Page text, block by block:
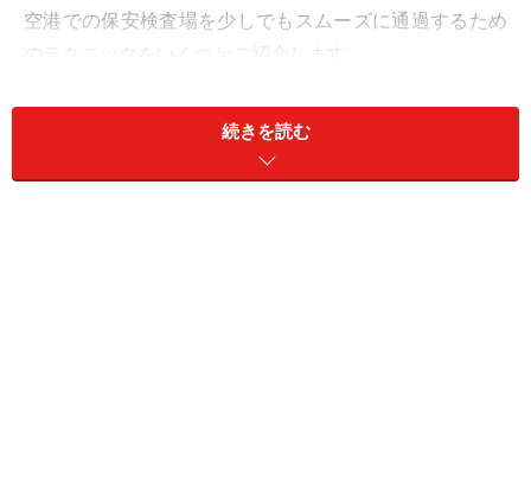
空港での保安検査場を少しでもスムーズに通過するため
のテクニックをいくつかご紹介します。
続きを読む